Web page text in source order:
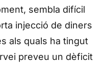
sembla difícil
injecció de diners
als quals ha tingut
preveu un dèficit